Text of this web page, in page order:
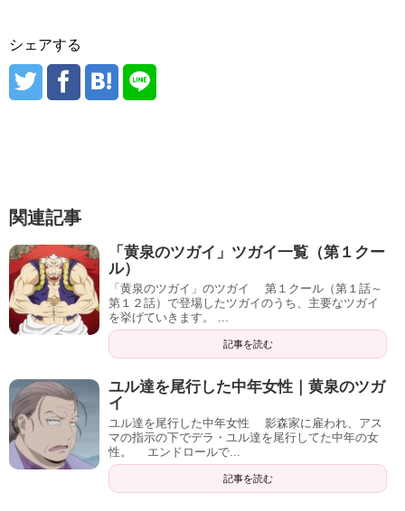
シェアする
関連記事
「黄泉のツガイ」ツガイ一覧（第１クー
ル）
「黄泉のツガイ」のツガイ 第１クール（第１話～
第１２話）で登場したツガイのうち、主要なツガイ
を挙げていきます。 ...
記事を読む
ユル達を尾行した中年女性｜黄泉のツガ
イ
ユル達を尾行した中年女性 影森家に雇われ、アス
マの指示の下でデラ・ユル達を尾行してた中年の女
性。 エンドロールで...
記事を読む